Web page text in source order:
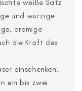
weiße Satz
und würzige
cremige
die Kraft des
einschenken.
ein bis zwei